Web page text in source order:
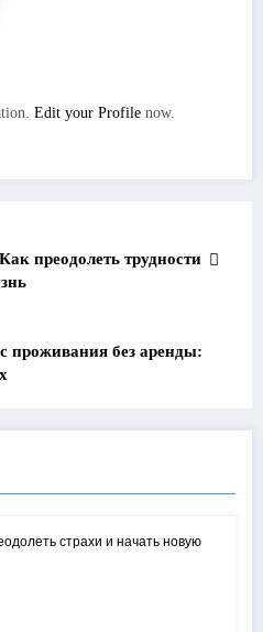
Edit your Profile now.
преодолеть трудности
проживания без аренды: